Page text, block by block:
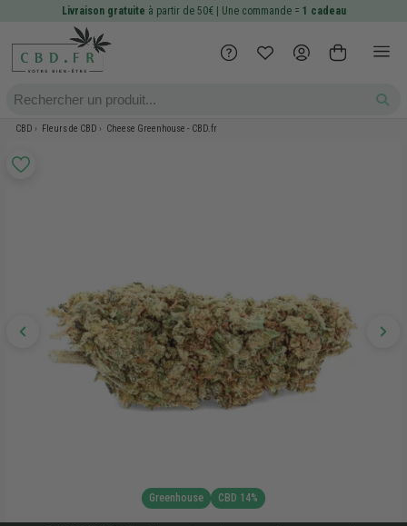
Livraison gratuite à partir de 50€ | Une commande = 1 cadeau
CBD Fleurs de CBD Cheese Greenhouse - CBD.fr
Greenhouse CBD 14%